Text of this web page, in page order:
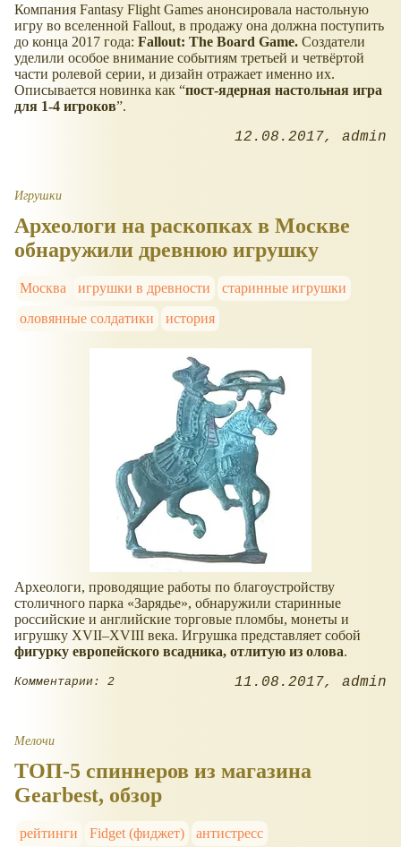
Компания Fantasy Flight Games анонсировала настольную
игру во вселенной Fallout, в продажу она должна поступить
до конца 2017 года: Fallout: The Board Game. Создатели
уделили особое внимание событиям третьей и четвёртой
части ролевой серии, и дизайн отражает именно их.
Описывается новинка как “пост-ядерная настольная игра
для 1-4 игроков”.
12.08.2017 admin
Игрушки
Археологи на раскопках в Москве
обнаружили древнюю игрушку
Москва игрушки в древности
старинные игрушки
оловянные солдатики
история
Археологи, проводящие работы по благоустройству
столичного парка «Зарядье», обнаружили старинные
российские и английские торговые пломбы, монеты и
игрушку XVII–XVIII века. Игрушка представляет собой
фигурку европейского всадника, отлитую из олова.
Комментарии: 2 11.08.2017 admin
Мелочи
ТОП-5 спиннеров из магазина
Gearbest, обзор
рейтинги Fidget (фиджет)
антистресс